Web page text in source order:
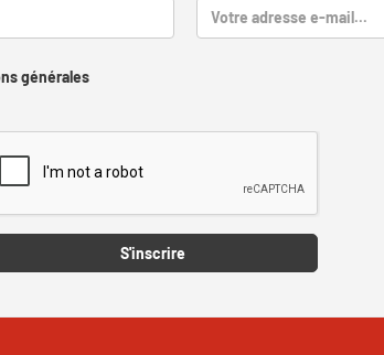
générales
S'inscrire